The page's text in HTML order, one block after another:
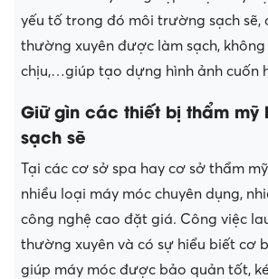
yếu tố trong đó môi trường sạch sẽ,
thường xuyên được làm sạch,
chịu,…giúp tạo dựng hình ảnh cuốn
Giữ gìn các thiết bị thẩm mỹ
sạch sẽ
Tại các cơ sở spa hay cơ sở thẩm
nhiều loại máy móc chuyên dụng,
công nghệ cao đặt giá. Công việc
thường xuyên và có sự hiểu biết cơ
giúp máy móc được bảo quản tốt,